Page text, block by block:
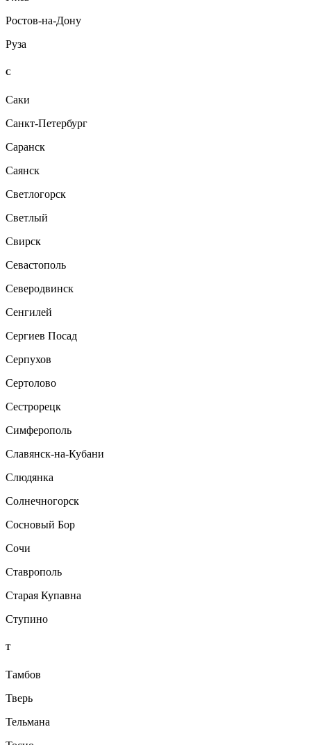
Ростов-на-Дону
Руза
С
Саки
Санкт-Петербург
Саранск
Саянск
Светлогорск
Светлый
Свирск
Севастополь
Северодвинск
Сенгилей
Сергиев Посад
Серпухов
Сертолово
Сестрорецк
Симферополь
Славянск-на-Кубани
Слюдянка
Солнечногорск
Сосновый Бор
Сочи
Ставрополь
Старая Купавна
Ступино
Т
Тамбов
Тверь
Тельмана